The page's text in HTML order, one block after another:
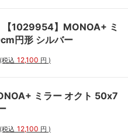
【1029954】MONOA+ ミ
円形 シルバー
(税込 12,100 円 )
ミラー オクト 50x7
(税込 12,100 円 )